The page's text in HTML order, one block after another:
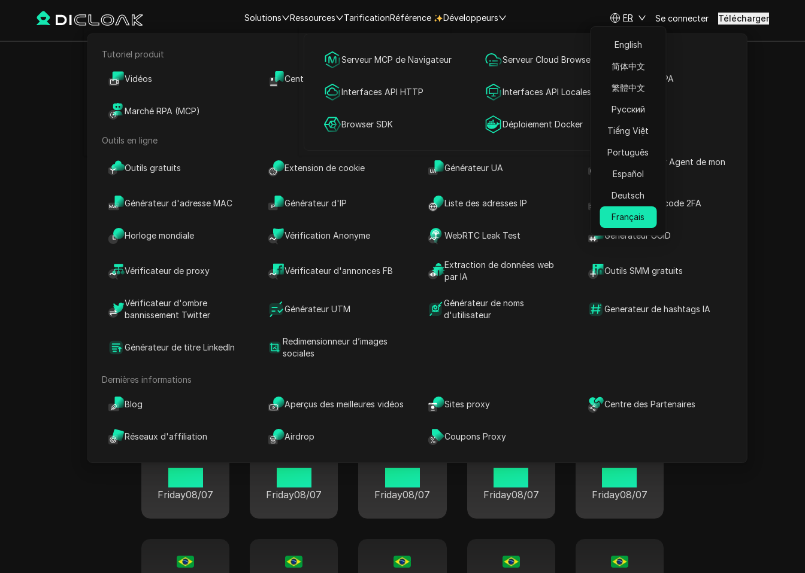
Solutions
E-commerce Marketing des médias sociaux
Publicité
Partage de compte
Ressources
Tutoriel produit
Vidéos Centre d'aide Marché de la RPA
Marché RPA (MCP)
Outils en ligne
Outils gratuits Extension de cookie Générateur UA
Quel est le User Agent de mon
navigateur
Générateur d'adresse MAC Générateur d'IP Liste des adresses IP Générateur de code 2FA
Horloge mondiale Vérification Anonyme WebRTC Leak Test Générateur UUID
Vérificateur de proxy Vérificateur d'annonces FB
Extraction de données web
par IA
Outils SMM gratuits
Vérificateur d'ombre
bannissement Twitter
Générateur UTM
Générateur de noms
d'utilisateur
Generateur de hashtags IA
Générateur de titre LinkedIn
Redimensionneur d’images
sociales
Dernières informations
Blog Aperçus des meilleures vidéos Sites proxy Centre des Partenaires
Réseaux d'affiliation Airdrop Coupons Proxy
TarificationRéférence Développeurs
Serveur MCP de Navigateur Serveur Cloud Browser MCP
Interfaces API HTTP Interfaces API Locales
Browser SDK Déploiement Docker
FR
English
简体中文
繁體中文
Русский
Tiếng Việt
Português
Español
Deutsch
Français
Se connecter Télécharger
Amérique du Sud
Heure actuelle à Brasilia, Brésil
19:38:06
Friday 08/07
Brésil Heure | Heure actuelle dans les villes de Brésil
19 38 17 38
Friday08/07 Friday08/07 Friday08/07 Friday08/07 Friday08/07